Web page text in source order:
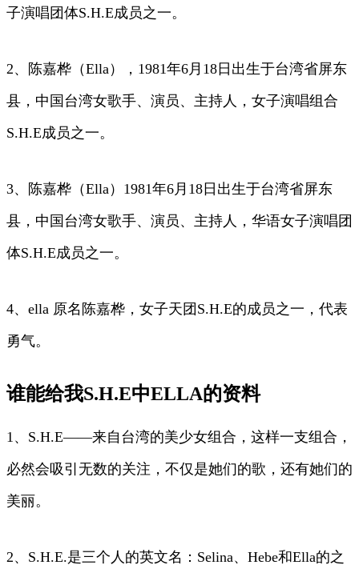
子演唱团体S.H.E成员之一。
2、陈嘉桦（Ella），1981年6月18日出生于台湾省屏东
县，中国台湾女歌手、演员、主持人，女子演唱组合
S.H.E成员之一。
3、陈嘉桦（Ella）1981年6月18日出生于台湾省屏东
县，中国台湾女歌手、演员、主持人，华语女子演唱团
体S.H.E成员之一。
4、ella 原名陈嘉桦，女子天团S.H.E的成员之一，代表
勇气。
谁能给我S.H.E中ELLA的资料
1、S.H.E——来自台湾的美少女组合，这样一支组合，
必然会吸引无数的关注，不仅是她们的歌，还有她们的
美丽。
2、S.H.E.是三个人的英文名：Selina、Hebe和Ella的之